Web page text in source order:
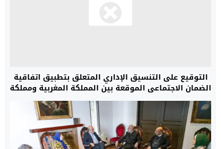
التوقيع على التنسيق الإداري المتعلق بتطبيق اتفاقية
الضمان الاجتماعي الموقعة بين المملكة المغربية ومملكة
بلجيكا